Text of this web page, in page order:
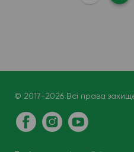
© 2017-2026 Всі права